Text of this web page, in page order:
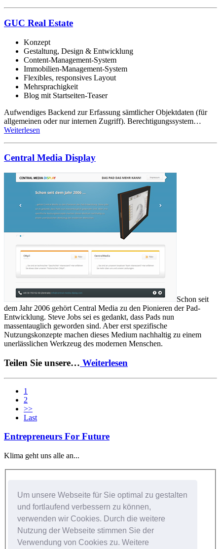
Um unsere Webseite für Sie optimal zu gestalten
und fortlaufend verbessern zu können,
verwenden wir Cookies. Durch die weitere
Nutzung der Webseite stimmen Sie der
Verwendung von Cookies zu. Weitere
GUC Real Estate
Konzept
Gestaltung, Design & Entwicklung
Content-Management-System
Immobilien-Management-System
Flexibles, responsives Layout
Mehrsprachigkeit
Blog mit Startseiten-Teaser
Aufwendiges Backend zur Erfassung sämtlicher Objektdaten (für
allgemeinen oder nur internen Zugriff). Berechtigungssystem…
Weiterlesen
Central Media Display
Schon seit
dem Jahr 2006 gehört Central Media zu den Pionieren der Pad-
Entwicklung. Steve Jobs sei es gedankt, dass Pads nun
massentauglich geworden sind. Aber erst spezifische
Nutzungskonzepte machen dieses Medium nachhaltig zu einem
unerlässlichen Werkzeug des modernen Menschen.
Teilen Sie unsere… Weiterlesen
1
2
>>
Last
Entrepreneurs For Future
Klima geht uns alle an...
Benutzer:
Passwort: